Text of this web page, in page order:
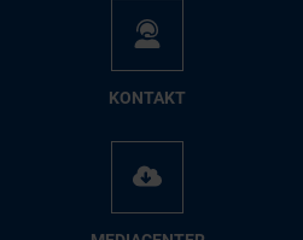
KON­TAKT